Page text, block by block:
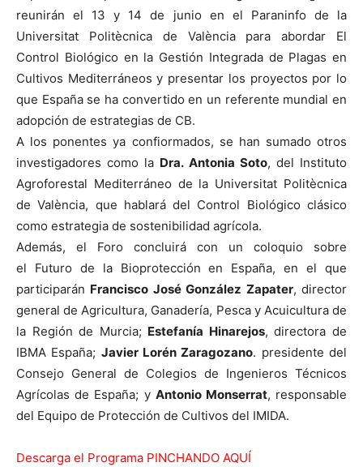
reunirán el 13 y 14 de junio en el Paraninfo de la
Universitat Politècnica de València para abordar El
Control Biológico en la Gestión Integrada de Plagas en
Cultivos Mediterráneos y presentar los proyectos por lo
que España se ha convertido en un referente mundial en
adopción de estrategias de CB.
A los ponentes ya confiormados, se han sumado otros
investigadores como la Dra. Antonia Soto, del Instituto
Agroforestal Mediterráneo de la Universitat Politècnica
de València, que hablará del Control Biológico clásico
como estrategia de sostenibilidad agrícola.
Además, el Foro concluirá con un coloquio sobre
el Futuro de la Bioprotección en España, en el que
participarán Francisco José González Zapater, director
general de Agricultura, Ganadería, Pesca y Acuicultura de
la Región de Murcia; Estefanía Hinarejos, directora de
IBMA España; Javier Lorén Zaragozano. presidente del
Consejo General de Colegios de Ingenieros Técnicos
Agrícolas de España; y Antonio Monserrat, responsable
del Equipo de Protección de Cultivos del IMIDA.
Descarga el Programa PINCHANDO AQUÍ